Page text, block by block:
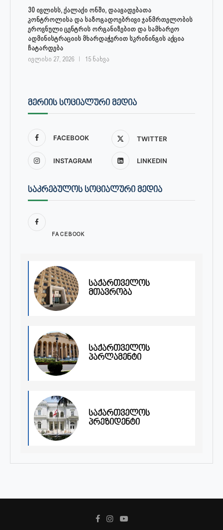
30 ივლისს, ქალაქი ონში, დაავადებათა
კონტროლისა და საზოგადოებრივი ჯანმრთელობის
ეროვნული ცენტრის ორგანიზებით და სამხარეო
ადმინისტრაციის მხარდაჭერით სკრინინგის აქცია
ჩატარდება
ივლისი 27, 2026 15 ნახვა
ᲛᲔᲠᲘᲘᲡ ᲡᲝᲪᲘᲐᲚᲣᲠᲘ ᲛᲔᲓᲘᲐ
FACEBOOK TWITTER
INSTAGRAM LINKEDIN
ᲡᲐᲙᲠᲔᲑᲣᲚᲝᲡ ᲡᲝᲪᲘᲐᲚᲣᲠᲘ ᲛᲔᲓᲘᲐ
FACEBOOK
საქართველოს
მთავრობა
საქართველოს
პარლამენტი
საქართველოს
პრეზიდენტი